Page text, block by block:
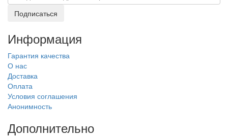
Подписаться
Информация
Гарантия качества
О нас
Доставка
Оплата
Условия соглашения
Анонимность
Дополнительно